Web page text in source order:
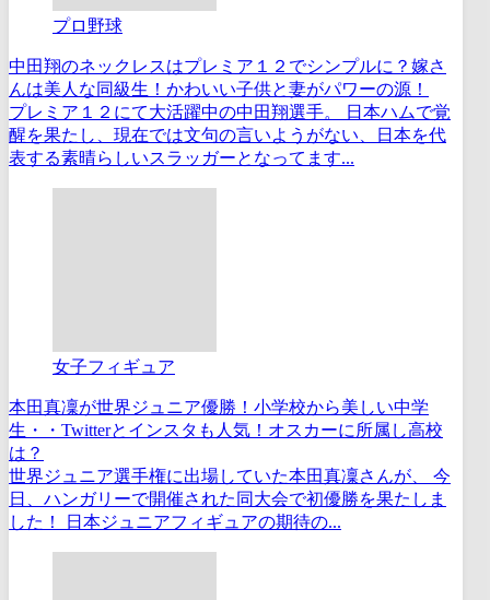
プロ野球
中田翔のネックレスはプレミア１２でシンプルに？嫁さ
んは美人な同級生！かわいい子供と妻がパワーの源！
プレミア１２にて大活躍中の中田翔選手。 日本ハムで覚
醒を果たし、現在では文句の言いようがない、日本を代
表する素晴らしいスラッガーとなってます...
女子フィギュア
本田真凜が世界ジュニア優勝！小学校から美しい中学
生・・Twitterとインスタも人気！オスカーに所属し高校
は？
世界ジュニア選手権に出場していた本田真凜さんが、 今
日、ハンガリーで開催された同大会で初優勝を果たしま
した！ 日本ジュニアフィギュアの期待の...